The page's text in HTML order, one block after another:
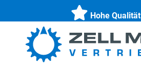
Hohe Qualität